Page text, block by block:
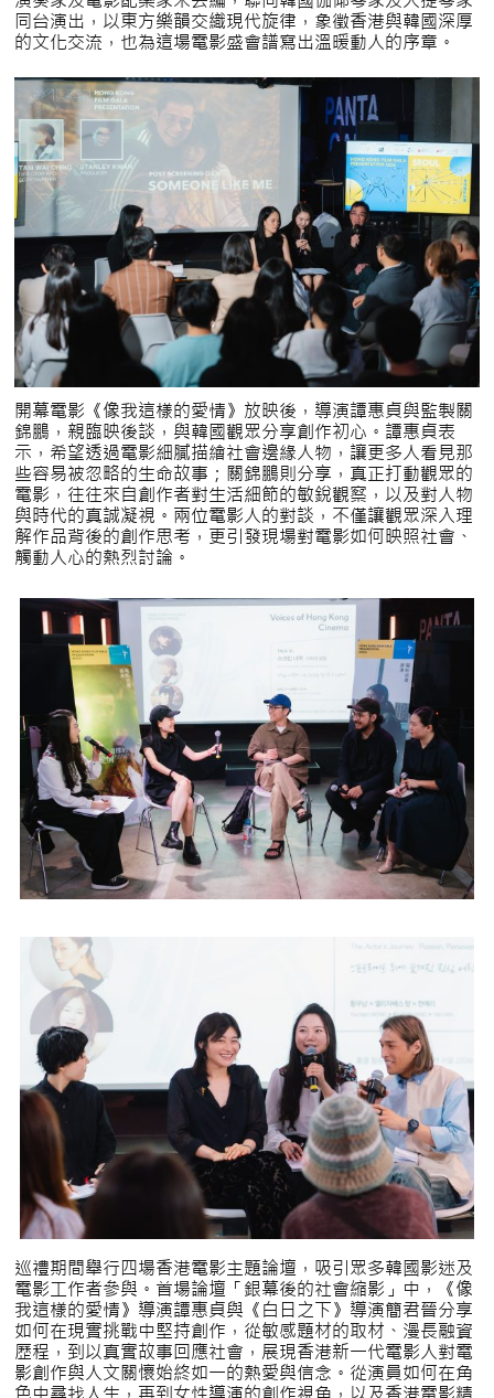
同台演出，以東方樂韻交織現代旋律，象徵香港與韓國深厚
的文化交流，也為這場電影盛會譜寫出溫暖動人的序章。
開幕電影《像我這樣的愛情》放映後，導演譚惠貞與監製關
錦鵬，親臨映後談，與韓國觀眾分享創作初心。譚惠貞表
示，希望透過電影細膩描繪社會邊緣人物，讓更多人看見那
些容易被忽略的生命故事；關錦鵬則分享，真正打動觀眾的
電影，往往來自創作者對生活細節的敏銳觀察，以及對人物
與時代的真誠凝視。兩位電影人的對談，不僅讓觀眾深入理
解作品背後的創作思考，更引發現場對電影如何映照社會、
觸動人心的熱烈討論。
巡禮期間舉行四場香港電影主題論壇，吸引眾多韓國影迷及
電影工作者參與。首場論壇「銀幕後的社會縮影」中，《像
我這樣的愛情》導演譚惠貞與《白日之下》導演簡君晉分享
如何在現實挑戰中堅持創作，從敏感題材的取材、漫長融資
歷程，到以真實故事回應社會，展現香港新一代電影人對電
影創作與人文關懷始終如一的熱愛與信念。從演員如何在角